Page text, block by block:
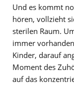
Und es kommt
hören, vollzieht
sterilen Raum.
immer
Kinder, darauf
Moment des
auf das